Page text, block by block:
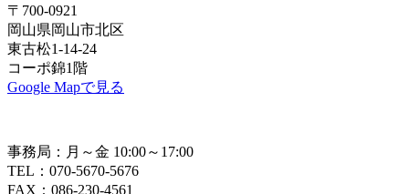
〒700-0921
岡山県岡山市北区
東古松1-14-24
コーポ錦1階
Google Mapで見る
事務局：月～金 10:00～17:00
TEL：070-5670-5676
FAX：086-230-4561